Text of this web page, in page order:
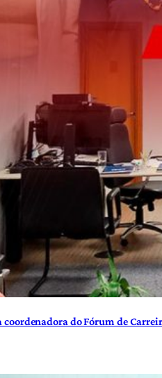
coordenadora do Fórum de